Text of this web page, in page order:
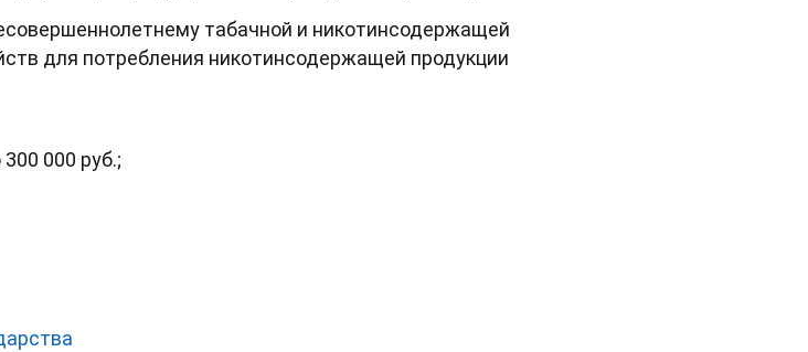
табачной и никотинсодержащей
для потребления никотинсодержащей продукции
000 руб.;